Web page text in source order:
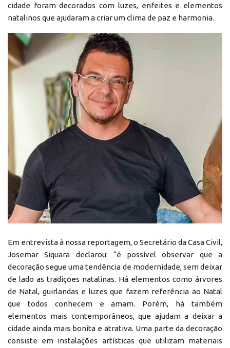
cidade foram decorados com luzes, enfeites e elementos
natalinos que ajudaram a criar um clima de paz e harmonia.
Em entrevista à nossa reportagem, o Secretário da Casa Civil,
Josemar Siquara declarou: “é possível observar que a
decoração segue uma tendência de modernidade, sem deixar
de lado as tradições natalinas. Há elementos como árvores
de Natal, guirlandas e luzes que fazem referência ao Natal
que todos conhecem e amam. Porém, há também
elementos mais contemporâneos, que ajudam a deixar a
cidade ainda mais bonita e atrativa. Uma parte da decoração
consiste em instalações artísticas que utilizam materiais